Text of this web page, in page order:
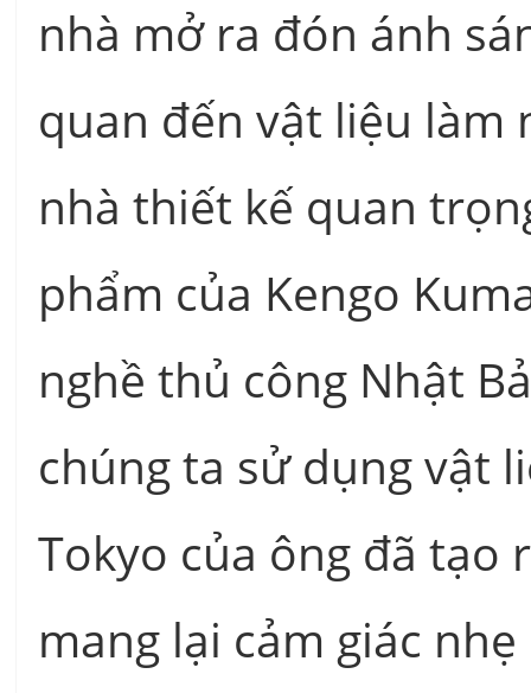
nhà mở ra đón ánh
quan đến vật liệu làm
nhà thiết kế quan
phẩm của Kengo
nghề thủ công Nhật
chúng ta sử dụng vật
Tokyo của ông đã tạo
mang lại cảm giác